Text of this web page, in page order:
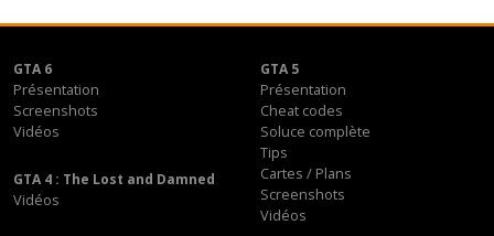
GTA 6
Présentation
Screenshots
Vidéos
GTA 5
Présentation
Cheat codes
Soluce complète
Tips
Cartes / Plans
Screenshots
Vidéos
GTA 4 : The Lost and Damned
Vidéos